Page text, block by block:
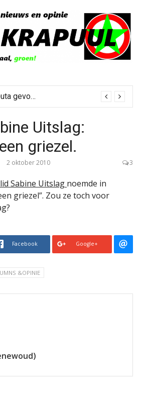
Bestorming Ceuta gevolg van op sociale media verspreide hoax?
Uitslag:
griezel.
2 oktober 2010 3
Sabine Uitslag noemde in
griezel”. Zou ze toch voor
Facebook Google+
&OPINIE